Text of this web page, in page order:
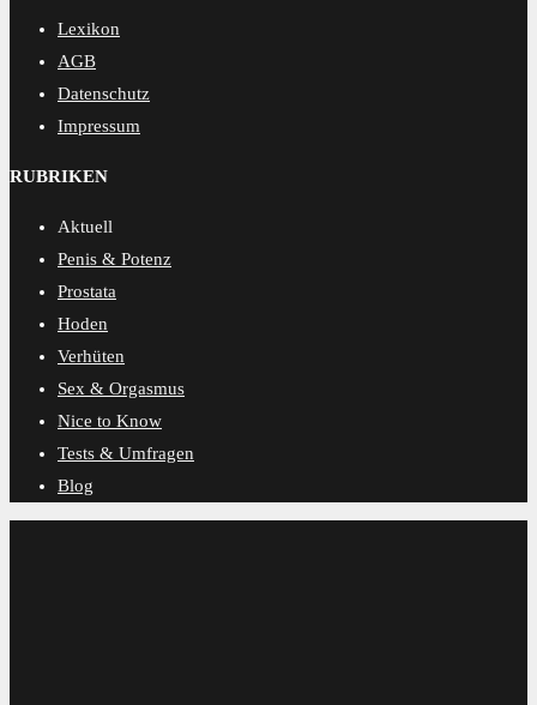
Lexikon
AGB
Datenschutz
Impressum
RUBRIKEN
Aktuell
Penis & Potenz
Prostata
Hoden
Verhüten
Sex & Orgasmus
Nice to Know
Tests & Umfragen
Blog